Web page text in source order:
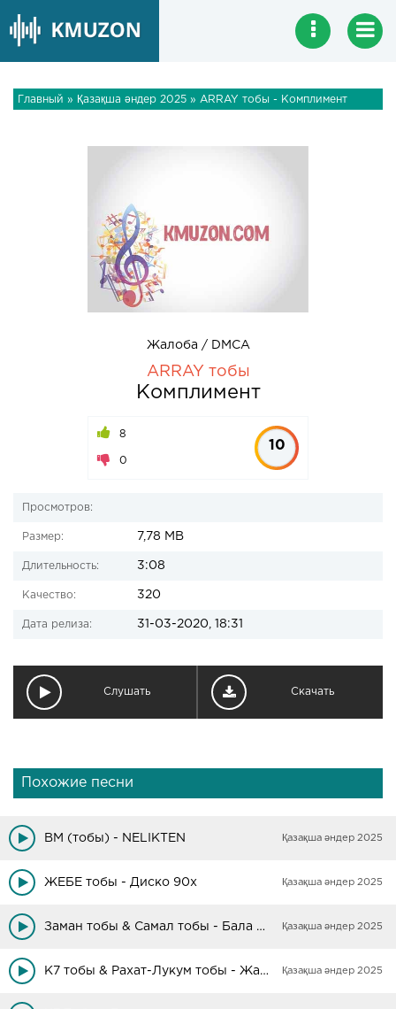
Главный » Қазақша әндер 2025 » ARRAY тобы - Комплимент
Жалоба / DMCA
ARRAY тобы
Комплимент
8
0
10
Просмотров:
Размер: 7,78 MB
Длительность: 3:08
Качество: 320
Дата релиза: 31-03-2020, 18:31
Слушать Скачать
Похожие песни
BM (тобы) - NELIKTEN Қазақша әндер 2025
ЖЕБЕ тобы - Диско 90х Қазақша әндер 2025
Заман тобы & Самал тобы - Бала шақтарым Қазақша әндер 2025
K7 тобы & Рахат-Лукум тобы - Жаңа жыл Қазақша әндер 2025